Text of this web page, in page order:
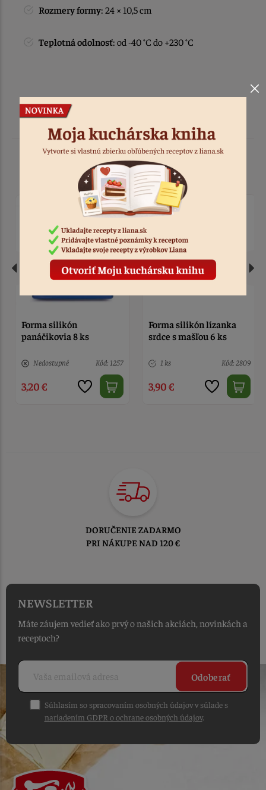
Rozmery formy: 24 × 10,5 cm
Teplotná odolnosť: od -40 °C do +230 °C
Podobné produkty
Forma silikón lízanka
srdce s mašľou 6 ks
1 ks Kód: 2809
3,90 €
Forma silikón lízanka
kvety 6 ks
5 ks Kód: 9563
3,90 €
TOVAR ODOSIELAME
DO 1-2 PRACOVNÝCH DNÍ
NEWSLETTER
Máte záujem vedieť ako prvý o našich akciách, novinkách a
receptoch?
Odoberať
Súhlasím so spracovaním osobných údajov v súlade s
nariadením GDPR o ochrane osobných údajov.